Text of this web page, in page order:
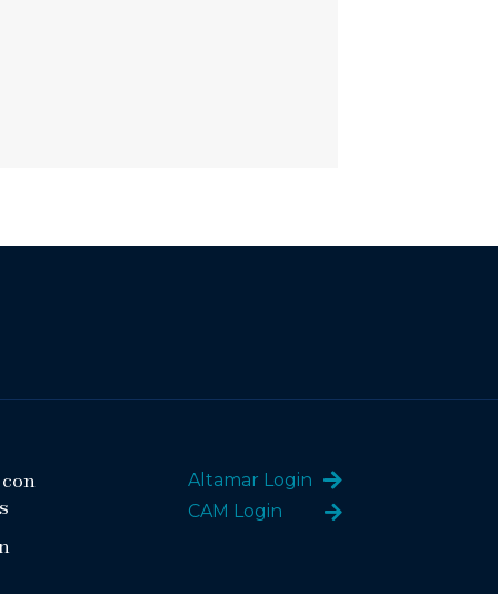
Altamar Login
CAM Login